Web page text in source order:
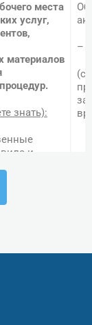
места
услуг,
материалов
знать):
и
–